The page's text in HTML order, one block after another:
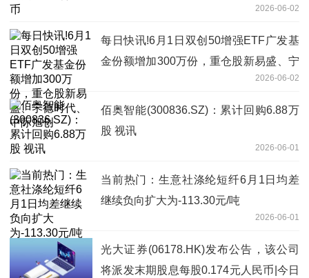
2026-06-02
每日快讯!6月1日双创50增强ETF广发基
金份额增加300万份，重仓股新易盛、宁
2026-06-02
佰奥智能(300836.SZ)：累计回购6.88万
股 视讯
2026-06-01
当前热门：生意社涤纶短纤6月1日均差
继续负向扩大为-113.30元/吨
2026-06-01
光大证券(06178.HK)发布公告，该公司
将派发末期股息每股0.174元人民币|今日